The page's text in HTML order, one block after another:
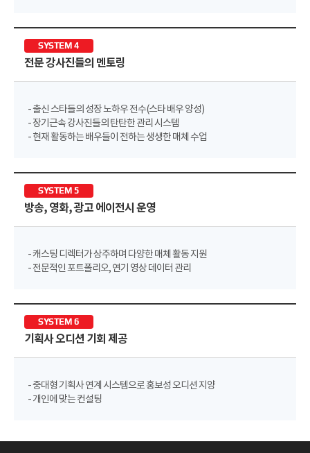
SYSTEM 4
전문 강사진들의 멘토링
- 출신 스타들의 성장 노하우 전수(스타 배우 양성)
- 장기근속 강사진들의 탄탄한 관리 시스템
- 현재 활동하는 배우들이 전하는 생생한 매체 수업
SYSTEM 5
방송, 영화, 광고 에이전시 운영
- 캐스팅 디렉터가 상주하며 다양한 매체 활동 지원
- 전문적인 포트폴리오, 연기 영상 데이터 관리
SYSTEM 6
기획사 오디션 기회 제공
- 중대형 기획사 연계 시스템으로 홍보성 오디션 지양
- 개인에 맞는 컨설팅